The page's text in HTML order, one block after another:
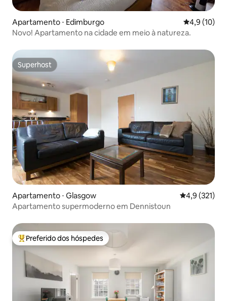
Apartamento ⋅ Edimburgo 4,9 de uma
4,9 (10)
Novo! Apartamento na cidade em meio à natureza.
Superhost
Superhost
Apartamento ⋅ Glasgow 4,9 de uma
4,9 (321)
Apartamento supermoderno em Dennistoun
Entre os melhores preferidos dos hóspedes
Preferido dos hóspedes